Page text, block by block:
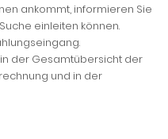
ankommt, informieren Sie
einleiten können.
der Gesamtübersicht der
und in der